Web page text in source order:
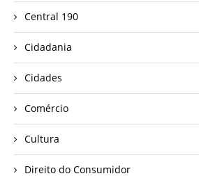
Central 190
Cidadania
Cidades
Comércio
Cultura
Direito do Consumidor